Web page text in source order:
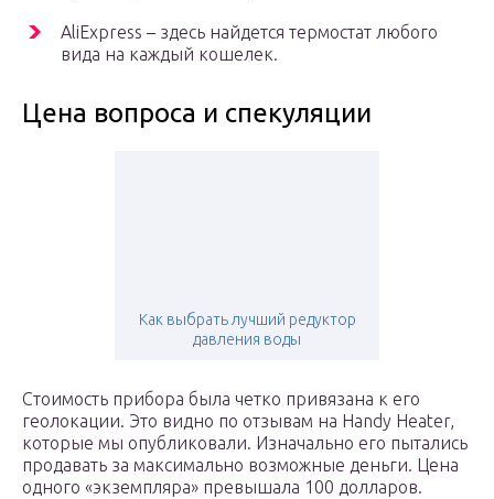
AliExpress – здесь найдется термостат любого
вида на каждый кошелек.
Цена вопроса и спекуляции
Как выбрать лучший редуктор
давления воды
Стоимость прибора была четко привязана к его
геолокации. Это видно по отзывам на Handy Heater,
которые мы опубликовали. Изначально его пытались
продавать за максимально возможные деньги. Цена
одного «экземпляра» превышала 100 долларов.